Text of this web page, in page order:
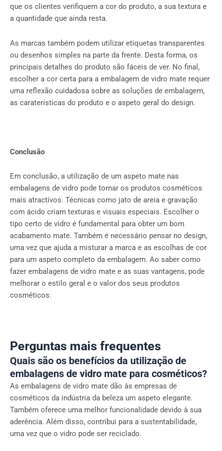
que os clientes verifiquem a cor do produto, a sua textura e
a quantidade que ainda resta.
As marcas também podem utilizar etiquetas transparentes
ou desenhos simples na parte da frente. Desta forma, os
principais detalhes do produto são fáceis de ver. No final,
escolher a cor certa para a embalagem de vidro mate requer
uma reflexão cuidadosa sobre as soluções de embalagem,
as caraterísticas do produto e o aspeto geral do design.
Conclusão
Em conclusão, a utilização de um aspeto mate nas
embalagens de vidro pode tornar os produtos cosméticos
mais atractivos. Técnicas como jato de areia e gravação
com ácido criam texturas e visuais especiais. Escolher o
tipo certo de vidro é fundamental para obter um bom
acabamento mate. Também é necessário pensar no design,
uma vez que ajuda a misturar a marca e as escolhas de cor
para um aspeto completo da embalagem. Ao saber como
fazer embalagens de vidro mate e as suas vantagens, pode
melhorar o estilo geral e o valor dos seus produtos
cosméticos.
Perguntas mais frequentes
Quais são os benefícios da utilização de
embalagens de vidro mate para cosméticos?
As embalagens de vidro mate dão às empresas de
cosméticos da indústria da beleza um aspeto elegante.
Também oferece uma melhor funcionalidade devido à sua
aderência. Além disso, contribui para a sustentabilidade,
uma vez que o vidro pode ser reciclado.